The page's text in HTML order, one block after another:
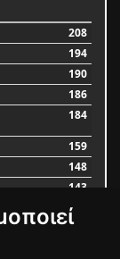
208
194
190
186
184
159
148
143